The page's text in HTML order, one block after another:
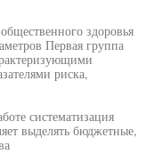
здоровья
Первая группа
риска,
систематизация
выделять бюджетные,